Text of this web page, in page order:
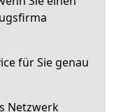
für Sie genau
Netzwerk